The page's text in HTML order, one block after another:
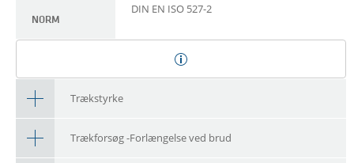
NORM
DIN EN ISO 527-2
Trækstyrke
Trækforsøg -Forlængelse ved brud